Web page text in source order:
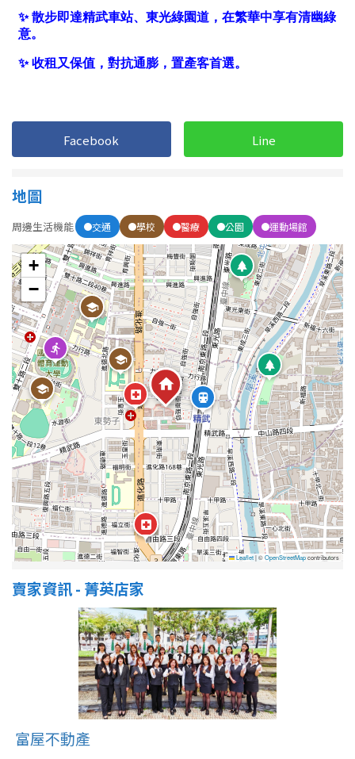
台東縣
樓層
3樓 4樓
~ 樓
格局
不拘
1房
2房 3房
4房 5房以上
屋齡
不拘
5 年以下
5-10 年 10-20 年
20-30 年
40 年以上
Facebook Line
地圖
周邊生活機能 交通 學校 醫療 公園 運動場館
+
−
Leaflet|©OpenStreetMapcontributors
賣家資訊 - 菁英店家
富屋不動產